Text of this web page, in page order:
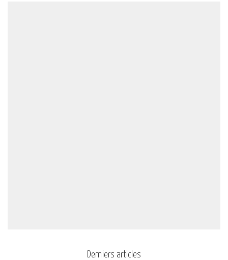
Derniers articles